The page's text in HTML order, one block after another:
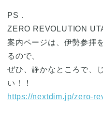
PS．
ZERO REVOLUTION
案内ページは、伊勢参拝
るので、
ぜひ、静かなところで、
い！！
https://nextdim.jp/zero-